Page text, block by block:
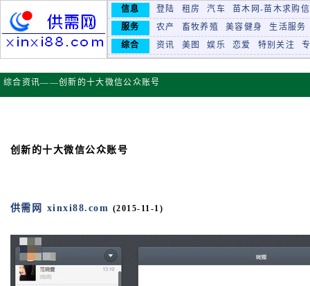
信息 登陆 租房 汽车
苗木网-苗木求购
服务
农产 畜牧养殖 美容健身
生活服务
综合
资讯 美图 娱乐 恋爱 特别关注
综合资讯——创新的十大微信公众账号
创新的十大微信公众账号
供需网 xinxi88.com (2015-11-1)